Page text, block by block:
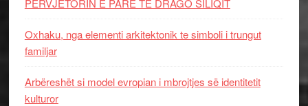
PERVJETORIN E PARE TE DRAGO SILIQIT
Oxhaku, nga elementi arkitektonik te simboli i trungut
familjar
Arbëreshët si model evropian i mbrojtjes së identitetit
kulturor